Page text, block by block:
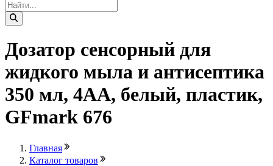
Дозатор сенсорный для
жидкого мыла и антисептика
350 мл, 4АА, белый, пластик,
GFmark 676
Главная
Каталог товаров